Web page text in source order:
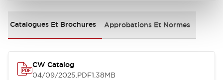
Catalogues Et Brochures Approbations Et Normes
CW Catalog
04/09/2025.PDF1.38MB